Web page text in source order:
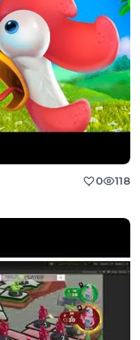
0 118